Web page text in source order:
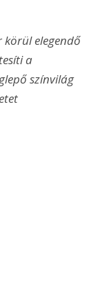
körül elegendő
a
színvilág